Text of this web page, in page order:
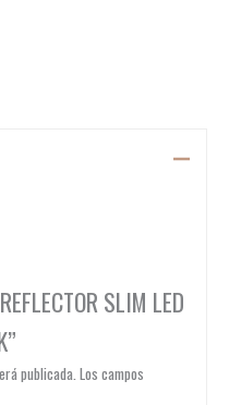
SLIM LED
publicada. Los campos